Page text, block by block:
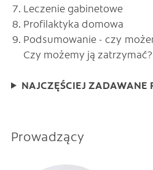
Leczenie gabinetowe
Profilaktyka domowa
Podsumowanie - czy
Czy możemy ją zatrzymać?
NAJCZĘŚCIEJ ZADAWANE
Prowadzący